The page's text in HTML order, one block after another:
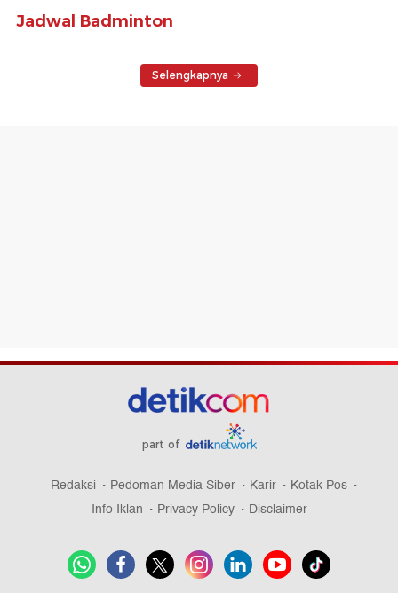
Jadwal Badminton
Selengkapnya
part of
Redaksi Pedoman Media Siber Karir
Kotak Pos
Info Iklan
Privacy Policy Disclaimer